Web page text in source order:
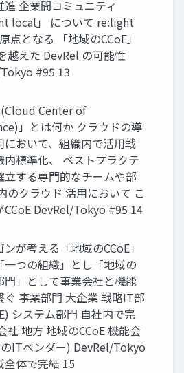
進 企業間コミュニティ
local」 について re:light
点となる 「地域のCCoE」
越えた DevRel の可能性
#95 13
(Cloud Center of
」とは何か クラウドの導
において、組織内で活⽤戦
内標準化、 ベストプラクテ
⽴する専⾨的なチームや部
のクラウド 活⽤において こ
CCoE DevRel/Tokyo #95 14
が考える「地域のCCoE」
⼀つの組織」とし「地域の
⾨」として事業会社と機能
ぐ 事業部⾨ ⼤企業 戦略IT部
システム部⾨ ⾃社内で完
社 地⽅ 地域のCCoE 機能会
ITベンダー) DevRel/Tokyo
全体で完結 15